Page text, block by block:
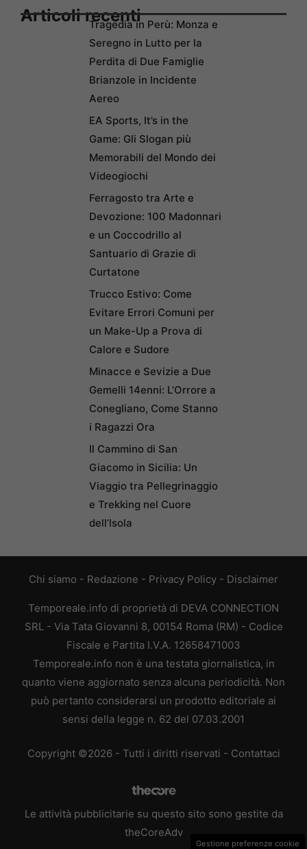
Articoli recentiTragedia in Perù: Monza e
Seregno in Lutto per la
Perdita di Due Famiglie
Brianzole in Incidente
Aereo
EA Sports, It’s in the
Game: Gli Slogan più
Memorabili del Mondo dei
Videogiochi
Ferragosto tra Arte e
Devozione: 100 Madonnari
e un Coccodrillo al
Santuario di Grazie di
Curtatone
Trucco Estivo: Come
Evitare Errori Comuni per
un Make-Up a Prova di
Calore e Sudore
Minacce e Sevizie a Due
Gemelli 14enni: L’Orrore a
Conegliano, Come Stanno
i Ragazzi Ora
Il Cammino di San
Giacomo in Sicilia: Un
Viaggio tra Pellegrinaggio
e Trekking nel Cuore
dell’Isola
Chi siamo - Redazione - Privacy Policy - Disclaimer
Temporeale.info di proprietà di DEVA CONNECTION
SRL - Via Tata Giovanni 8, 00154 Roma (RM) - Codice
Fiscale e Partita I.V.A. 12658471003
Temporeale.info non è una testata giornalistica, in
quanto viene aggiornato senza alcuna periodicità. Non
può pertanto considerarsi un prodotto editoriale ai
sensi della legge n. 62 del 07.03.2001
Copyright ©2026 - Tutti i diritti riservati - Contattaci
Le attività pubblicitarie su questo sito sono gestite da
theCoreAdv
Gestione preferenze cookie